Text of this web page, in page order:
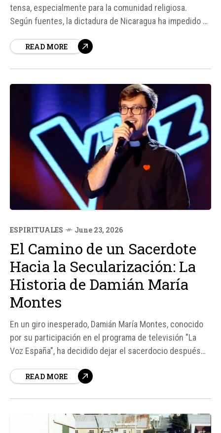
tensa, especialmente para la comunidad religiosa.
Según fuentes, la dictadura de Nicaragua ha impedido el
Diócesis de León, después de completar sus estudios
READ MORE
ESPIRITUALES June 23, 2026
El Camino de un Sacerdote
Hacia la Secularización: La
Historia de Damián María
Montes
En un giro inesperado, Damián María Montes, conocido
por su participación en el programa de televisión "La
Voz España", ha decidido dejar el sacerdocio después
Según fuentes, Montes ha expresado su gratitud por las
READ MORE